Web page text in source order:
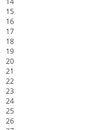
15
16
17
18
19
20
21
22
23
24
25
26